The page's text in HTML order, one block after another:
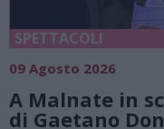
SPETTACOLI
09 Agosto 2026
A Malnate in
di Gaetano